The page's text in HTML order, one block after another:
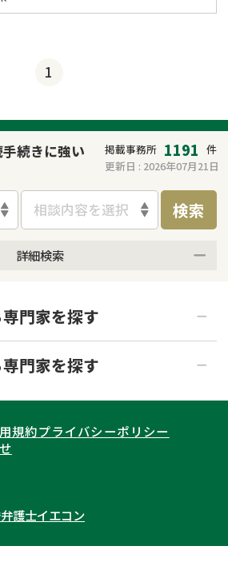
1
続きに強い
掲載事務所 1191 件
更新日 : 2026年07月21日
相談内容を選択 検索
詳細検索
土日祝の相談可能
専門家を探す
青森県
宮城県
神奈川県
群馬県
山梨県
京都府
専門家を探す
遺産分割
成年後見・任意後見
規約プライバシーポリシー
護士イエコン